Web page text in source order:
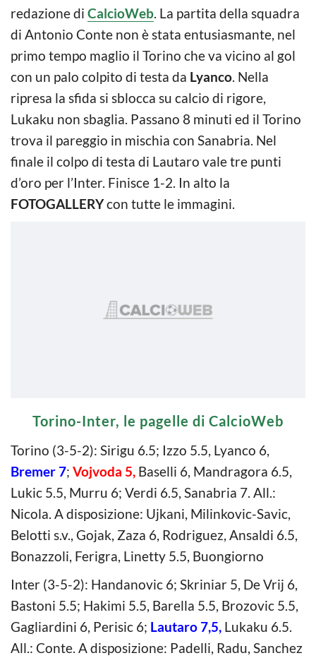
redazione di CalcioWeb. La partita della squadra
di Antonio Conte non è stata entusiasmante, nel
primo tempo maglio il Torino che va vicino al gol
con un palo colpito di testa da Lyanco. Nella
ripresa la sfida si sblocca su calcio di rigore,
Lukaku non sbaglia. Passano 8 minuti ed il Torino
trova il pareggio in mischia con Sanabria. Nel
finale il colpo di testa di Lautaro vale tre punti
d’oro per l’Inter. Finisce 1-2. In alto la
FOTOGALLERYcon tutte le immagini.
Torino-Inter, le pagelle di CalcioWeb
Torino (3-5-2): Sirigu 6.5; Izzo 5.5, Lyanco 6,
Bremer 7; Vojvoda 5, Baselli 6, Mandragora 6.5,
Lukic 5.5, Murru 6; Verdi 6.5, Sanabria 7. All.:
Nicola. A disposizione: Ujkani, Milinkovic-Savic,
Belotti s.v., Gojak, Zaza 6, Rodriguez, Ansaldi 6.5,
Bonazzoli, Ferigra, Linetty 5.5, Buongiorno
Inter (3-5-2): Handanovic 6; Skriniar 5, De Vrij 6,
Bastoni 5.5; Hakimi 5.5, Barella 5.5, Brozovic 5.5,
Gagliardini 6, Perisic 6; Lautaro 7,5, Lukaku 6.5.
All.: Conte. A disposizione: Padelli, Radu, Sanchez